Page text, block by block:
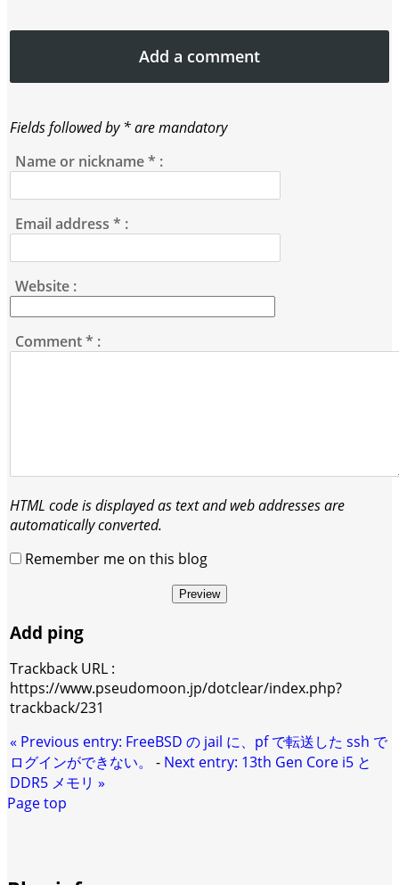
Add a comment
Fields followed by * are mandatory
Name or nickname* :
Email address* :
Website :
Comment* :
HTML code is displayed as text and web addresses are
automatically converted.
Remember me on this blog
Preview
Add ping
Trackback URL :
https://www.pseudomoon.jp/dotclear/index.php?
trackback/231
« Previous entry: FreeBSD の jail に、pf で転送した ssh で
ログインができない。
- Next entry: 13th Gen Core i5 と
DDR5 メモリ »
Page top